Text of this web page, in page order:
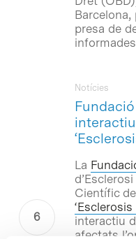
presa de
Notícies
La
Científic
interactiu
afectats